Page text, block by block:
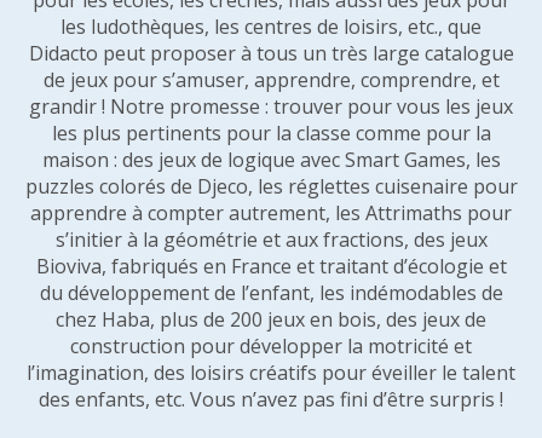
les ludothèques, les centres de loisirs, etc., que
Didacto peut proposer à tous un très large catalogue
de jeux pour s’amuser, apprendre, comprendre, et
grandir ! Notre promesse : trouver pour vous les jeux
les plus pertinents pour la classe comme pour la
maison : des jeux de logique avec Smart Games, les
puzzles colorés de Djeco, les réglettes cuisenaire pour
apprendre à compter autrement, les Attrimaths pour
s’initier à la géométrie et aux fractions, des jeux
Bioviva, fabriqués en France et traitant d’écologie et
du développement de l’enfant, les indémodables de
chez Haba, plus de 200 jeux en bois, des jeux de
construction pour développer la motricité et
l’imagination, des loisirs créatifs pour éveiller le talent
des enfants, etc. Vous n’avez pas fini d’être surpris !